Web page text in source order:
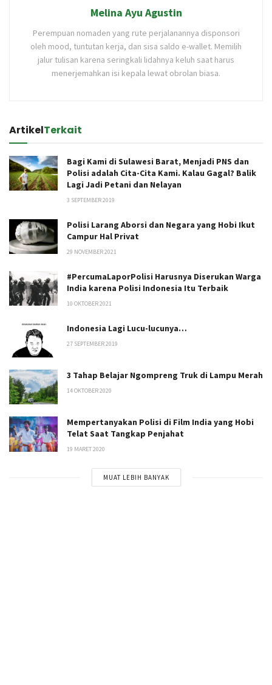
Melina Ayu Agustin
Perempuan nomaden yang rute perjalanannya disponsori
oleh mood, tuntutan kerja, dan sisa saldo e-wallet. Memilih
jalur tulisan karena seringkali lidahnya keluh saat harus
menerjemahkan isi kepala lewat obrolan biasa.
ArtikelTerkait
Bagi Kami di Sulawesi Barat, Menjadi PNS dan
Polisi adalah Cita-Cita Kami. Kalau Gagal? Balik
Lagi Jadi Petani dan Nelayan
3 SEPTEMBER 2019
Polisi Larang Aborsi dan Negara yang Hobi Ikut
Campur Hal Privat
29 NOVEMBER 2021
#PercumaLaporPolisi Harusnya Diserukan Warga
India karena Polisi Indonesia Itu Terbaik
10 OKTOBER 2021
Indonesia Lagi Lucu-lucunya…
27 SEPTEMBER 2019
3 Tahap Belajar Ngompreng Truk di Lampu Merah
14 OKTOBER 2020
Mempertanyakan Polisi di Film India yang Hobi
Telat Saat Tangkap Penjahat
19 MARET 2020
MUAT LEBIH BANYAK